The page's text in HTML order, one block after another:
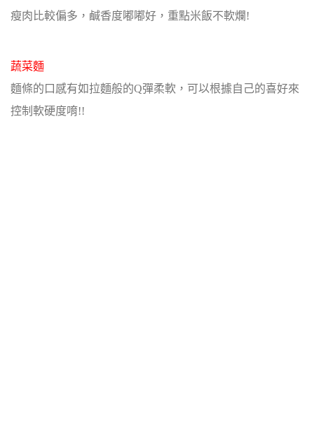
瘦肉比較偏多，鹹香度嘟嘟好，重點米飯不軟爛!
蔬菜麵
麵條的口感有如拉麵般的Q彈柔軟，可以根據自己的喜好來
控制軟硬度唷!!